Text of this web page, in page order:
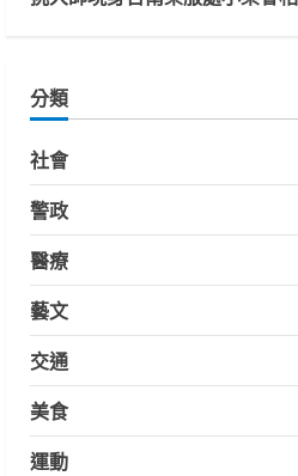
分類
社會
警政
醫療
藝文
交通
美食
運動